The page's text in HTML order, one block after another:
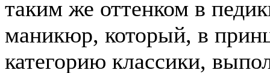
таким же оттенком в
маникюр, который, в
категорию классики,